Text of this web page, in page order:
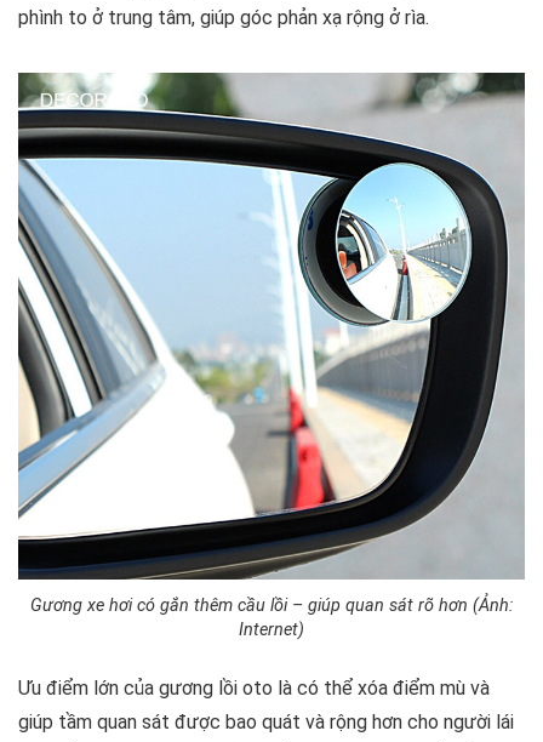
phình to ở trung tâm, giúp góc phản xạ rộng ở rìa.
Gương xe hơi có gắn thêm cầu lồi – giúp quan sát rõ hơn (Ảnh:
Internet)
Ưu điểm lớn của gương lồi oto là có thể xóa điểm mù và
giúp tầm quan sát được bao quát và rộng hơn cho người lái